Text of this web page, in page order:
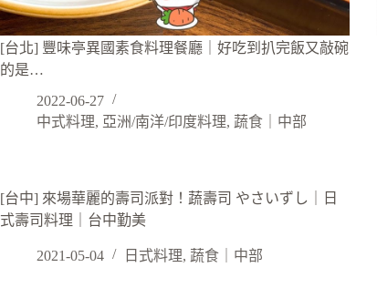
[台北] 豐味亭異國素食料理餐廳｜好吃到扒完飯又敲碗
的是…
2022-06-27
中式料理, 亞洲/南洋/印度料理, 蔬食｜中部
[台中] 來場華麗的壽司派對！蔬壽司 やさいずし｜日
式壽司料理｜台中勤美
2021-05-04 日式料理, 蔬食｜中部